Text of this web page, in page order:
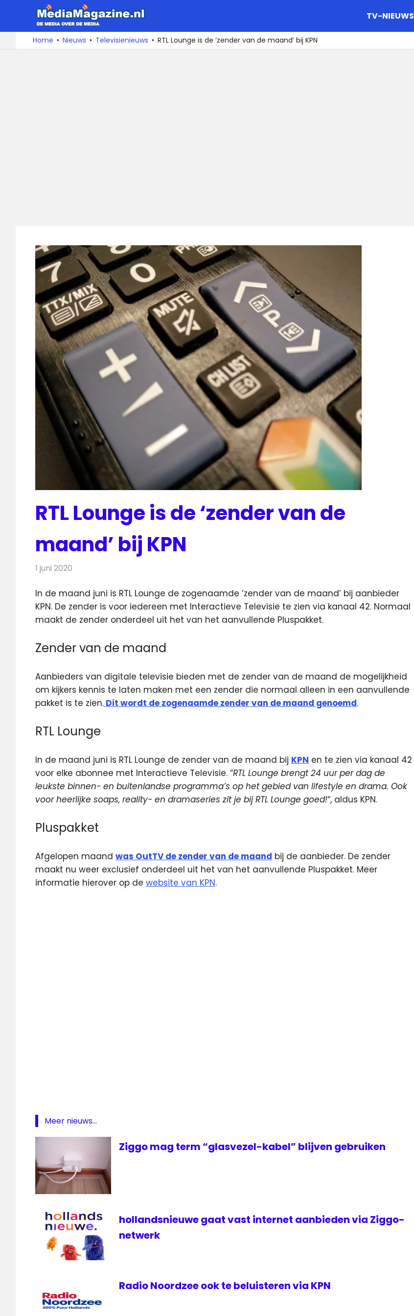
naar
De
media
over
TV-NIEUWS
Home Nieuws Televisienieuws RTL Lounge is de ‘zender van de maand’ bij KPN
RTL Lounge is de ‘zender van de
maand’ bij KPN
1 juni 2020
In de maand juni is RTL Lounge de zogenaamde ‘zender van de maand’ bij aanbieder
KPN. De zender is voor iedereen met Interactieve Televisie te zien via kanaal 42. Normaal
maakt de zender onderdeel uit het van het aanvullende Pluspakket.
Zender van de maand
Aanbieders van digitale televisie bieden met de zender van de maand de mogelijkheid
om kijkers kennis te laten maken met een zender die normaal alleen in een aanvullende
pakket is te zien. Dit wordt de zogenaamde zender van de maand genoemd.
RTL Lounge
In de maand juni is RTL Lounge de zender van de maand bij KPN en te zien via kanaal 42
voor elke abonnee met Interactieve Televisie. “RTL Lounge brengt 24 uur per dag de
leukste binnen- en buitenlandse programma’s op het gebied van lifestyle en drama. Ook
voor heerlijke soaps, reality- en dramaseries zit je bij RTL Lounge goed!“, aldus KPN.
Pluspakket
Afgelopen maand was OutTV de zender van de maand bij de aanbieder. De zender
maakt nu weer exclusief onderdeel uit het van het aanvullende Pluspakket. Meer
informatie hierover op de website van KPN.
Meer nieuws...
Ziggo mag term “glasvezel-kabel” blijven gebruiken
hollandsnieuwe gaat vast internet aanbieden via Ziggo-
netwerk
Radio Noordzee ook te beluisteren via KPN